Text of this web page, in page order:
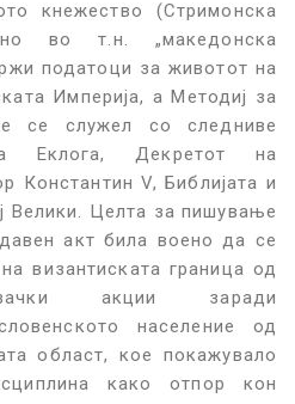
кнежество (Стримонска
во т.н. „македонска
податоци за животот на
Империја, а Методиј за
се служел со следниве
Еклога, Декретот на
Константин V, Библијата и
Велики. Целта за пишување
акт била воено да се
византиската граница од
акции заради
население од
област, кое покажувало
како отпор кон